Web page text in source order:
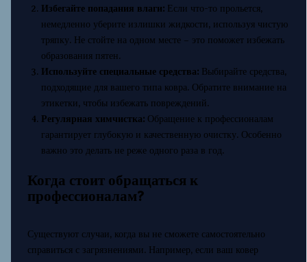
Избегайте попадания влаги:Если что-то прольется,
немедленно уберите излишки жидкости, используя чистую
тряпку. Не стойте на одном месте – это поможет избежать
образования пятен.
Используйте специальные средства:Выбирайте средства,
подходящие для вашего типа ковра. Обратите внимание на
этикетки, чтобы избежать повреждений.
Регулярная химчистка:Обращение к профессионалам
гарантирует глубокую и качественную очистку. Особенно
важно это делать не реже одного раза в год.
Когда стоит обращаться к
профессионалам?
Существуют случаи, когда вы не сможете самостоятельно
справиться с загрязнениями. Например, если ваш ковер